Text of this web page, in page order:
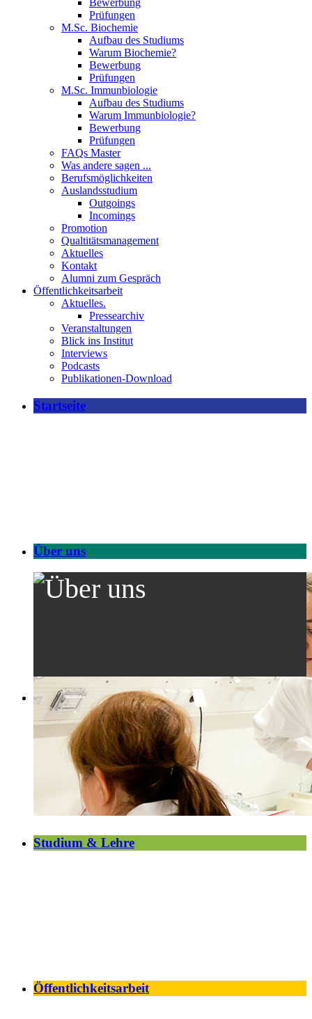
Bewerbung
Prüfungen
M.Sc. Biochemie
Aufbau des Studiums
Warum Biochemie?
Bewerbung
Prüfungen
M.Sc. Immunbiologie
Aufbau des Studiums
Warum Immunbiologie?
Bewerbung
Prüfungen
FAQs Master
Was andere sagen ...
Berufsmöglichkeiten
Auslandsstudium
Outgoings
Incomings
Promotion
Qualtitätsmanagement
Aktuelles
Kontakt
Alumni zum Gespräch
Öffentlichkeitsarbeit
Aktuelles.
Pressearchiv
Veranstaltungen
Blick ins Institut
Interviews
Podcasts
Publikationen-Download
Startseite
Über uns
Forschung
Studium & Lehre
Öffentlichkeitsarbeit